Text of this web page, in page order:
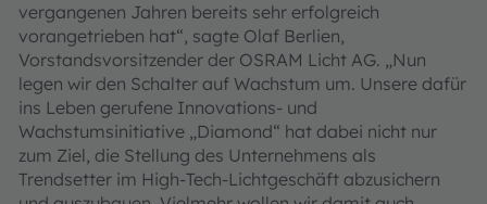
vergangenen Jahren bereits sehr erfolgreich
vorangetrieben hat“, sagte Olaf Berlien,
Vorstandsvorsitzender der OSRAM Licht AG. „Nun
legen wir den Schalter auf Wachstum um. Unsere dafür
ins Leben gerufene Innovations- und
Wachstumsinitiative „Diamond“ hat dabei nicht nur
zum Ziel, die Stellung des Unternehmens als
Trendsetter im High-Tech-Lichtgeschäft abzusichern